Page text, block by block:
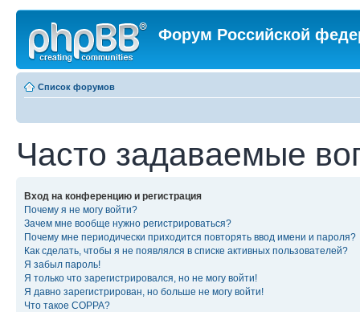
Форум Российской
Список форумов
Часто задаваемые
Вход на конференцию и регистрация
Почему я не могу войти?
Зачем мне вообще нужно регистрироваться?
Почему мне периодически приходится повторять ввод имени и пароля?
Как сделать, чтобы я не появлялся в списке активных пользователей?
Я забыл пароль!
Я только что зарегистрировался, но не могу войти!
Я давно зарегистрирован, но больше не могу войти!
Что такое COPPA?